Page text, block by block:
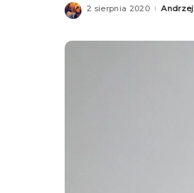
2 sierpnia 2020Posted
Andrzej